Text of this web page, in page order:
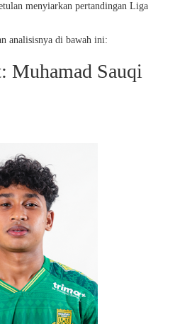
menyiarkan pertandingan Liga
analisisnya di bawah ini:
Muhamad Sauqi